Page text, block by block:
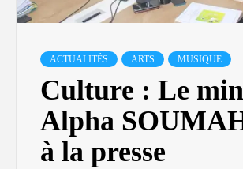
ACTUALITÉS ARTS MUSIQUE
Culture : Le
Alpha
à la presse